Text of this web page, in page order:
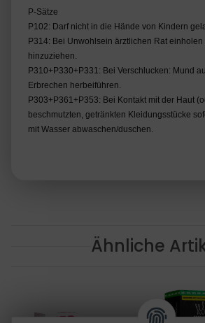
P-Sätze
P102: Darf nicht in die Hände von Kindern
P314: Bei Unwohlsein ärztlichen Rat einholen
hinzuziehen.
P310+P330+P331: Bei Verschlucken: Mund
Erbrechen herbeiführen.
P303+P361+P353: Bei Kontakt mit der Haut
beschmutzten, getränkten Kleidungsstücke
mit Wasser abwaschen/duschen.
Ähnliche